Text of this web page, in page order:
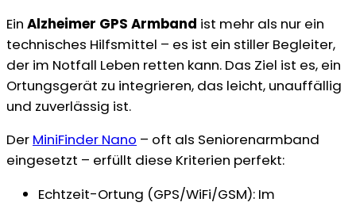
Ein Alzheimer GPS Armband ist mehr als nur ein
technisches Hilfsmittel – es ist ein stiller Begleiter,
der im Notfall Leben retten kann. Das Ziel ist es, ein
Ortungsgerät zu integrieren, das leicht, unauffällig
und zuverlässig ist.
Der MiniFinder Nano – oft als Seniorenarmband
eingesetzt – erfüllt diese Kriterien perfekt:
Echtzeit-Ortung (GPS/WiFi/GSM): Im